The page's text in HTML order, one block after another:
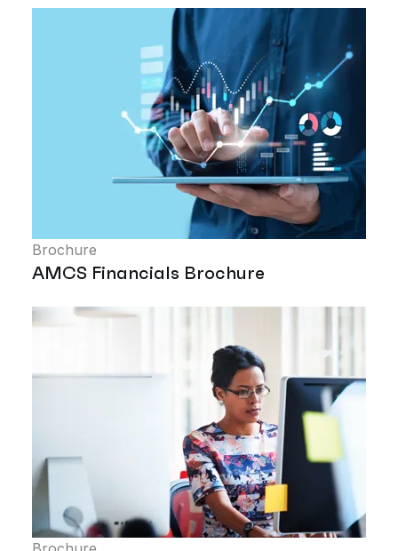
Brochure
AMCS Financials Brochure